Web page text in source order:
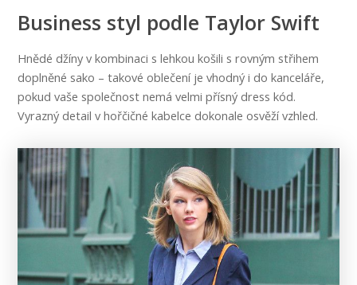
Business styl podle Taylor Swift
Hnědé džíny v kombinaci s lehkou košili s rovným střihem
doplněné sako – takové oblečení je vhodný i do kanceláře,
pokud vaše společnost nemá velmi přísný dress kód.
Vyrazný detail v hořčičné kabelce dokonale osvěží vzhled.